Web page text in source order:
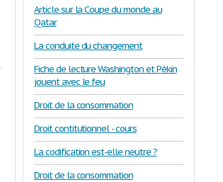
Article sur la Coupe du monde au
Qatar
La conduite du changement
Fiche de lecture Washington et Pékin
jouent avec le feu
Droit de la consommation
Droit contitutionnel - cours
La codification est-elle neutre ?
Droit de la consommation